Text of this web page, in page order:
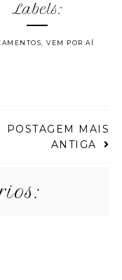
Labels:
,VEM POR AÍ
POSTAGEM MAIS
ANTIGA